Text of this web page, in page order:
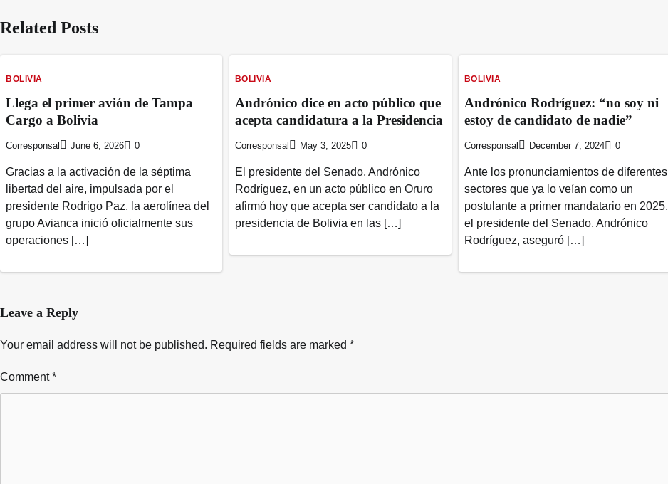
Related Posts
BOLIVIA
Llega el primer avión de Tampa
Cargo a Bolivia
Corresponsal June 6, 2026 0
Gracias a la activación de la séptima
libertad del aire, impulsada por el
presidente Rodrigo Paz, la aerolínea del
grupo Avianca inició oficialmente sus
operaciones […]
BOLIVIA
Andrónico dice en acto público que
acepta candidatura a la Presidencia
Corresponsal May 3, 2025 0
El presidente del Senado, Andrónico
Rodríguez, en un acto público en Oruro
afirmó hoy que acepta ser candidato a la
presidencia de Bolivia en las […]
BOLIVIA
Andrónico Rodríguez: “no soy ni
estoy de candidato de nadie”
Corresponsal December 7, 2024 0
Ante los pronunciamientos de diferentes
sectores que ya lo veían como un
postulante a primer mandatario en 2025,
el presidente del Senado, Andrónico
Rodríguez, aseguró […]
Leave a Reply
Your email address will not be published. Required fields are marked *
Comment*